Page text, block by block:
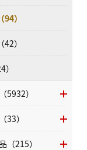
）
）
5932）
33）
（215）